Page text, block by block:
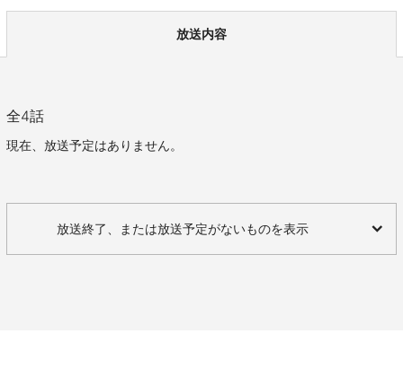
放送内容
全4話
現在、放送予定はありません。
放送終了、または放送予定がないものを表示